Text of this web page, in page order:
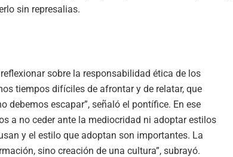
sin represalias.
sobre la responsabilidad ética de los
tiempos difíciles de afrontar y de relatar, que
debemos escapar”, señaló el pontífice. En ese
a no ceder ante la mediocridad ni adoptar estilos
y el estilo que adoptan son importantes. La
sino creación de una cultura”, subrayó.